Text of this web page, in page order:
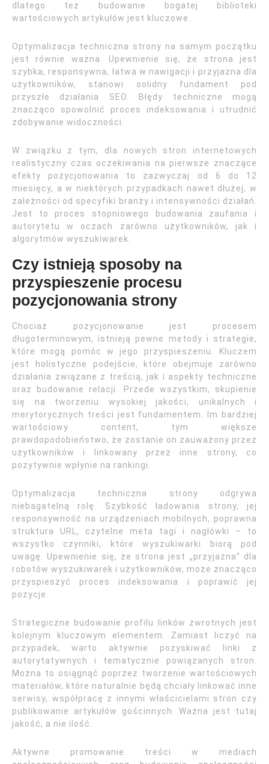
dlatego też budowanie bogatej biblioteki
wartościowych artykułów jest kluczowe.
Optymalizacja techniczna strony na samym początku
jest równie ważna. Upewnienie się, że strona jest
szybka, responsywna, łatwa w nawigacji i przyjazna dla
użytkowników, stanowi solidny fundament pod
przyszłe działania SEO. Błędy techniczne mogą
znacząco spowolnić proces indeksowania i utrudnić
zdobywanie widoczności.
W związku z tym, dla nowych stron internetowych
realistyczny czas oczekiwania na pierwsze znaczące
efekty pozycjonowania to zazwyczaj od 6 do 12
miesięcy, a w niektórych przypadkach nawet dłużej, w
zależności od specyfiki branży i intensywności działań.
Jest to proces stopniowego budowania zaufania i
autorytetu w oczach zarówno użytkowników, jak i
algorytmów wyszukiwarek.
Czy istnieją sposoby na
przyspieszenie procesu
pozycjonowania strony
Chociaż pozycjonowanie jest procesem
długoterminowym, istnieją pewne metody i strategie,
które mogą pomóc w jego przyspieszeniu. Kluczem
jest holistyczne podejście, które obejmuje zarówno
działania związane z treścią, jak i aspekty techniczne
oraz budowanie relacji. Przede wszystkim, skupienie
się na tworzeniu wysokiej jakości, unikalnych i
merytorycznych treści jest fundamentem. Im bardziej
wartościowy content, tym większe
prawdopodobieństwo, że zostanie on zauważony przez
użytkowników i linkowany przez inne strony, co
pozytywnie wpłynie na rankingi.
Optymalizacja techniczna strony odgrywa
niebagatelną rolę. Szybkość ładowania strony, jej
responsywność na urządzeniach mobilnych, poprawna
struktura URL, czytelne meta tagi i nagłówki – to
wszystko czynniki, które wyszukiwarki biorą pod
uwagę. Upewnienie się, że strona jest „przyjazna” dla
robotów wyszukiwarek i użytkowników, może znacząco
przyspieszyć proces indeksowania i poprawić jej
pozycje.
Strategiczne budowanie profilu linków zwrotnych jest
kolejnym kluczowym elementem. Zamiast liczyć na
przypadek, warto aktywnie pozyskiwać linki z
autorytatywnych i tematycznie powiązanych stron.
Można to osiągnąć poprzez tworzenie wartościowych
materiałów, które naturalnie będą chciały linkować inne
serwisy, współpracę z innymi właścicielami stron czy
publikowanie artykułów gościnnych. Ważna jest tutaj
jakość, a nie ilość.
Aktywne promowanie treści w mediach